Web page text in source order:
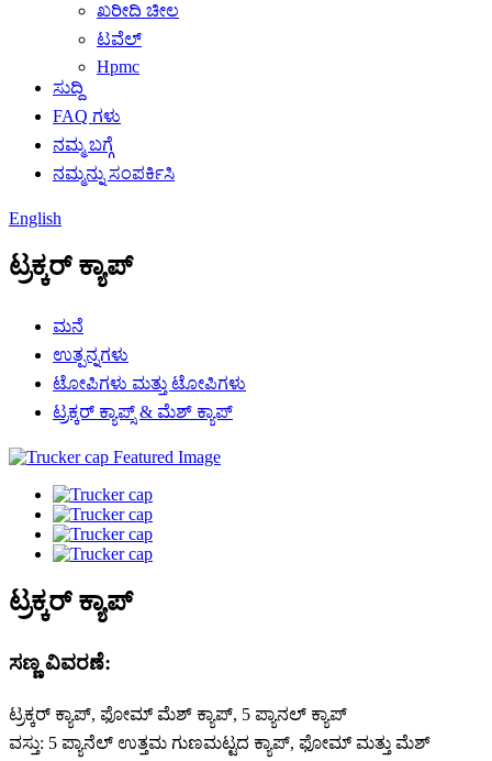
ಖರೀದಿ ಚೀಲ
ಟವೆಲ್
Hpmc
ಸುದ್ದಿ
FAQ ಗಳು
ನಮ್ಮ ಬಗ್ಗೆ
ನಮ್ಮನ್ನು ಸಂಪರ್ಕಿಸಿ
English
ಟ್ರಕ್ಕರ್ ಕ್ಯಾಪ್
ಮನೆ
ಉತ್ಪನ್ನಗಳು
ಟೋಪಿಗಳು ಮತ್ತು ಟೋಪಿಗಳು
ಟ್ರಕ್ಕರ್ ಕ್ಯಾಪ್ಸ್ & ಮೆಶ್ ಕ್ಯಾಪ್
ಟ್ರಕ್ಕರ್ ಕ್ಯಾಪ್
ಸಣ್ಣ ವಿವರಣೆ:
ಟ್ರಕ್ಕರ್ ಕ್ಯಾಪ್, ಫೋಮ್ ಮೆಶ್ ಕ್ಯಾಪ್, 5 ಪ್ಯಾನಲ್ ಕ್ಯಾಪ್
ವಸ್ತು: 5 ಪ್ಯಾನೆಲ್ ಉತ್ತಮ ಗುಣಮಟ್ಟದ ಕ್ಯಾಪ್, ಫೋಮ್ ಮತ್ತು ಮೆಶ್